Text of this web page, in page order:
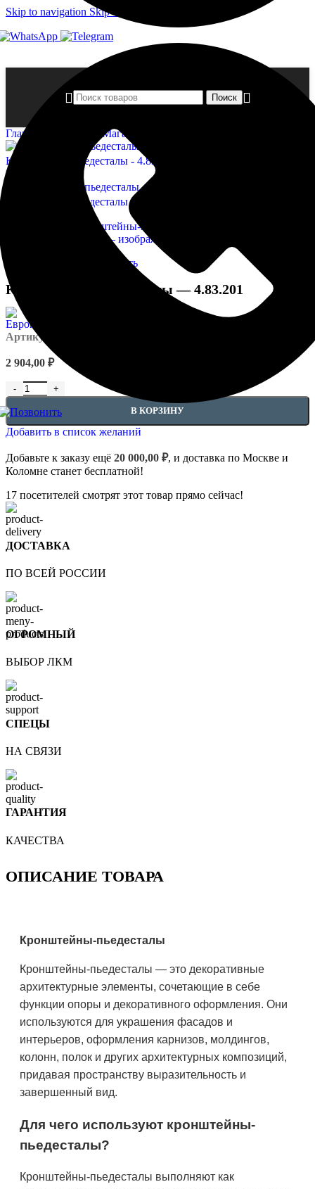
Skip to navigation Skip to main content
Поиск
Главная страница Магазин
Кронштейны-пьедесталы - 4.83.102
Назад к товарам
Кронштейны-пьедесталы - 4.83.202
Нажмите, чтобы увеличить
Кронштейны-пьедесталы — 4.83.201
Артикул:
2 904,00 ₽
Количество товара Кронштейны-пьедесталы - 4.83.201
В КОРЗИНУ
Добавить в список желаний
Добавьте к заказу ещё 20 000,00 ₽, и доставка по Москве и
Коломне станет бесплатной!
17 посетителей смотрят этот товар прямо сейчас!
ДОСТАВКА
ПО ВСЕЙ РОССИИ
ОГРОМНЫЙ
ВЫБОР ЛКМ
СПЕЦЫ
НА СВЯЗИ
ГАРАНТИЯ
КАЧЕСТВА
ОПИСАНИЕ ТОВАРА
Кронштейны-пьедесталы
Кронштейны-пьедесталы — это декоративные
архитектурные элементы, сочетающие в себе
функции опоры и декоративного оформления. Они
используются для украшения фасадов и
интерьеров, оформления карнизов, молдингов,
колонн, полок и других архитектурных композиций,
придавая пространству выразительность и
завершенный вид.
Для чего используют кронштейны-
пьедесталы?
Кронштейны-пьедесталы выполняют как